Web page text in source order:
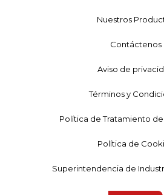
Nuestros
Contáctenos
Aviso de
Términos y
Política de Tratamiento
Política de
Superintendencia de